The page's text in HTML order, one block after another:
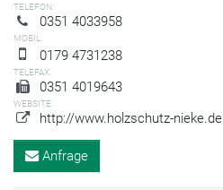
TELEFON:
0351 4033958
MOBIL:
0179 4731238
TELEFAX:
0351 4019643
WEBSITE:
http://www.holzschutz-nieke.de
Anfrage